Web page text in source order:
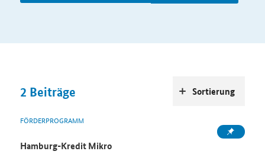
2 Beiträge
FÖRDERPROGRAMM
Hamburg-Kredit Mikro
Sortierung